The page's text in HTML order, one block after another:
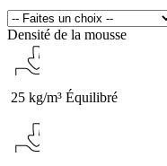
Densité de la mousse
25 kg/m³ Équilibré